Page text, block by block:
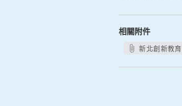
相關附件
新北創新教